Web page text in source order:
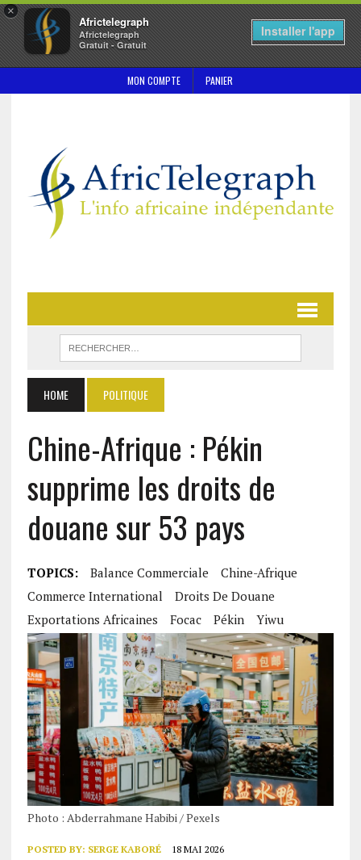
×
Africtelegraph
Africtelegraph
Gratuit - Gratuit
Installer l'app
MON COMPTE PANIER
HOME POLITIQUE
Chine-Afrique : Pékin
supprime les droits de
douane sur 53 pays
TOPICS: Balance Commerciale
Chine-Afrique
Commerce International
Droits De Douane
Exportations Africaines
Focac Pékin Yiwu
Photo : Abderrahmane Habibi / Pexels
POSTED BY: SERGE KABORÉ 18 MAI 2026